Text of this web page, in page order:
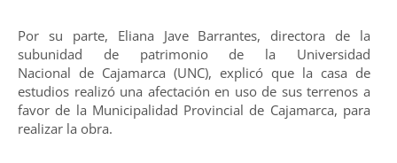
Por su parte, Eliana Jave Barrantes, directora de la
subunidad de patrimonio de la Universidad
Nacional de Cajamarca (UNC), explicó que la casa de
estudios realizó una afectación en uso de sus terrenos a
favor de la Municipalidad Provincial de Cajamarca, para
realizar la obra.